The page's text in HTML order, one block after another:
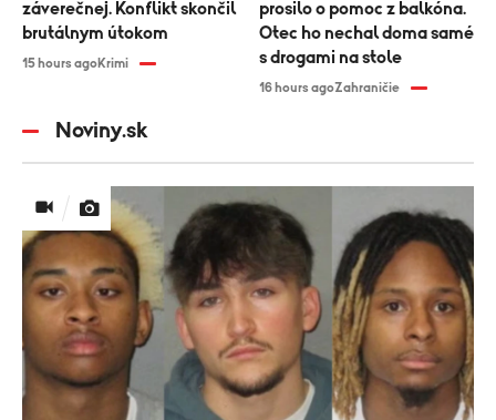
záverečnej. Konflikt skončil
brutálnym útokom
15 hours agoKrimi
prosilo o pomoc z balkóna.
Otec ho nechal doma samé
s drogami na stole
16 hours agoZahraničie
Noviny.sk